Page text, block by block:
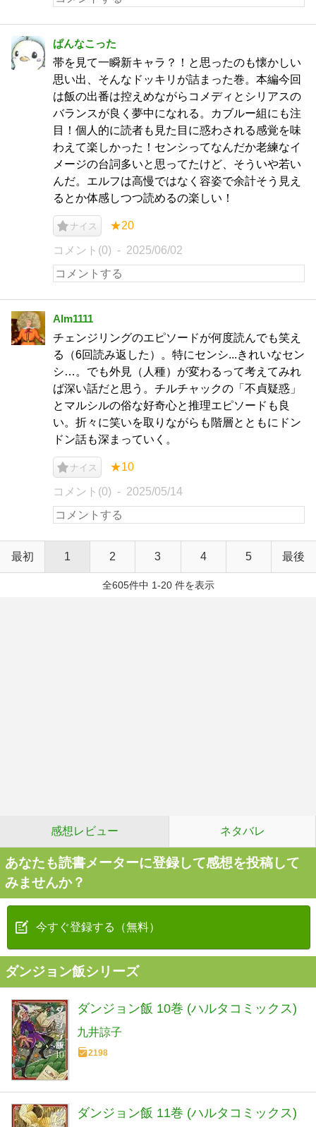
ぱんなこった
帯を見て一瞬新キャラ？！と思ったのも懐かしい
思い出、そんなドッキリが詰まった巻。本編今回
は飯の出番は控えめながらコメディとシリアスの
バランスが良く夢中になれる。カブルー組にも注
目！個人的に読者も見た目に惑わされる感覚を味
わえて楽しかった！センシってなんだか老練なイ
メージの台詞多いと思ってたけど、そういや若い
んだ。エルフは高慢ではなく容姿で余計そう見え
るとか体感しつつ読めるの楽しい！
ナイス ★20
コメント(0) 2025/06/02
Alm1111
チェンジリングのエピソードが何度読んでも笑え
る（6回読み返した）。特にセンシ...きれいなセン
シ…。でも外見（人種）が変わるって考えてみれ
ば深い話だと思う。チルチャックの「不貞疑惑」
とマルシルの俗な好奇心と推理エピソードも良
い。折々に笑いを取りながらも階層とともにドン
ドン話も深まっていく。
ナイス ★10
コメント(0) 2025/05/14
最初 1 2 3 4 5 最後
全605件中 1-20 件を表示
感想レビュー ネタバレ
あなたも読書メーターに登録して感想を投稿して
みませんか？
今すぐ登録する（無料）
ダンジョン飯シリーズ
ダンジョン飯 10巻 (ハルタコミックス)
九井諒子
2198
ダンジョン飯 11巻 (ハルタコミックス)